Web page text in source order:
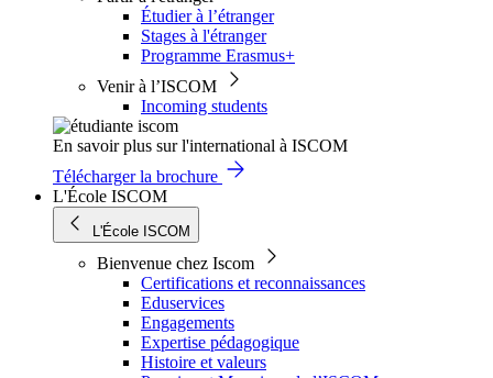
Étudier à l’étranger
Stages à l'étranger
Programme Erasmus+
Venir à l’ISCOM
Incoming students
En savoir plus sur l'international à ISCOM
Télécharger la brochure
L'École ISCOM
L'École ISCOM
Bienvenue chez Iscom
Certifications et reconnaissances
Eduservices
Engagements
Expertise pédagogique
Histoire et valeurs